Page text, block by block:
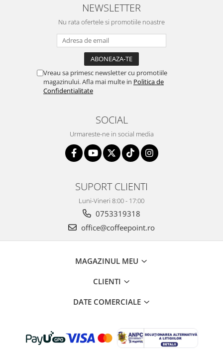
NEWSLETTER
Nu rata ofertele si promotiile noastre
Vreau sa primesc newsletter cu promotiile
magazinului. Afla mai multe in Politica de
Confidentialitate
SOCIAL
Urmareste-ne in social media
SUPORT CLIENTI
Luni-Vineri 8:00 - 17:00
0753319318
office@coffeepoint.ro
MAGAZINUL MEU
CLIENTI
DATE COMERCIALE